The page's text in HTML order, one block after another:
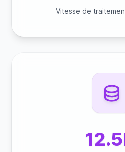
Vitesse de